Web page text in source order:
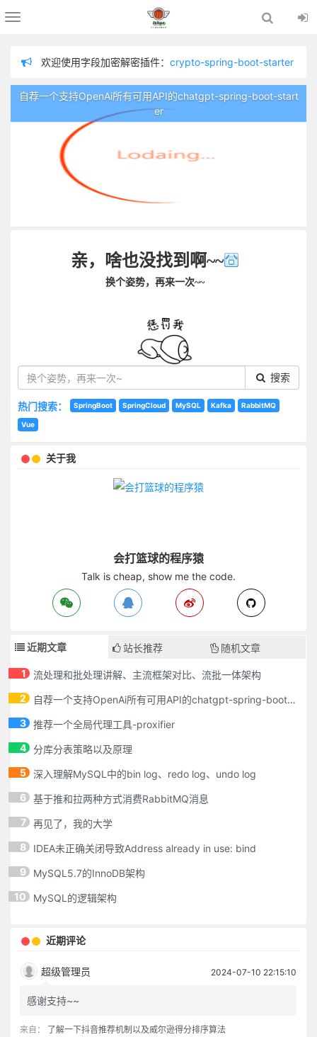
Toggle
欢迎使用字段加密解密插件：crypto-spring-boot-starter
欢迎使用分布式链路追踪插件：logging-tracer
欢迎使用数据脱敏插件：
sensitive-spring-boot-starter
欢迎使用日志记录器插件：logger-spring-boot-starter
自荐一个支持OpenAi所有可用API的chatgpt-spring-boot-start
er
亲，啥也没找到啊~~
换个姿势，再来一次~~
搜索
热门搜索： SpringBoot SpringCloud MySQL Kafka RabbitMQ
Vue
关于我
会打篮球的程序猿
Talk is cheap, show me the code.
近期文章 站长推荐 随机文章
1
流处理和批处理讲解、主流框架对比、流批一体架构
2
自荐一个支持OpenAi所有可用API的chatgpt-spring-boot-starter
3 推荐一个全局代理工具-proxifier
4
分库分表策略以及原理
5 深入理解MySQL中的bin log、redo log、undo log
6 基于推和拉两种方式消费RabbitMQ消息
7 再见了，我的大学
8
IDEA未正确关闭导致Address already in use: bind
9
MySQL5.7的InnoDB架构
10
MySQL的逻辑架构
近期评论
超级管理员 2024-07-10 22:15:10
感谢支持~~
来自： 了解一下抖音推荐机制以及威尔逊得分排序算法